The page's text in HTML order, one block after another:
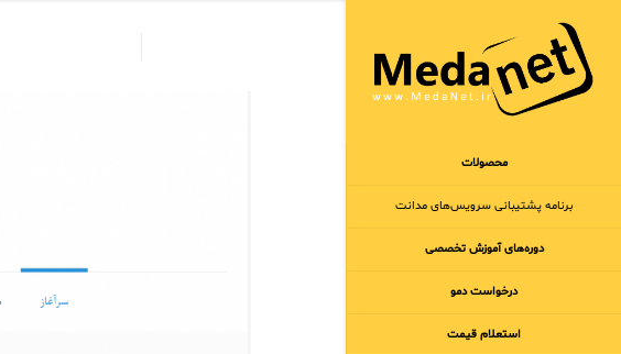
محصولات
برنامه‌ پشتیبانی سرویس‌های مدانت
دوره‌های آموزش تخصصی
درخواست دمو
استعلام قیمت